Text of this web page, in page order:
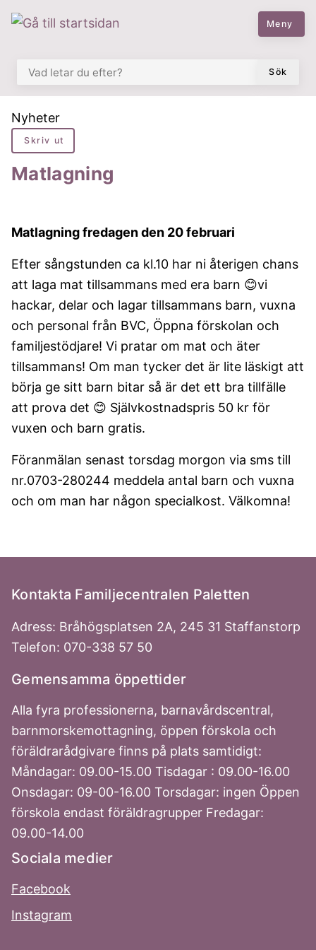
till innehåll
till huvudmeny Meny
Sök
Du är här:
Nyheter
Skriv ut
Matlagning
Matlagning fredagen den 20 februari
Efter sångstunden ca kl.10 har ni återigen chans
att laga mat tillsammans med era barn 😊vi
hackar, delar och lagar tillsammans barn, vuxna
och personal från BVC, Öppna förskolan och
familjestödjare! Vi pratar om mat och äter
tillsammans! Om man tycker det är lite läskigt att
börja ge sitt barn bitar så är det ett bra tillfälle
att prova det 😊 Självkostnadspris 50 kr för
vuxen och barn gratis.
Föranmälan senast torsdag morgon via sms till
nr.0703-280244 meddela antal barn och vuxna
och om man har någon specialkost. Välkomna!
Kontakta Familjecentralen Paletten
Adress: Bråhögsplatsen 2A, 245 31 Staffanstorp
Telefon: 070-338 57 50
Gemensamma öppettider
Alla fyra professionerna, barnavårdscentral,
barnmorskemottagning, öppen förskola och
föräldrarådgivare finns på plats samtidigt:
Måndagar: 09.00-15.00 Tisdagar : 09.00-16.00
Onsdagar: 09-00-16.00 Torsdagar: ingen Öppen
förskola endast föräldragrupper Fredagar:
09.00-14.00
Sociala medier
Facebook
Instagram